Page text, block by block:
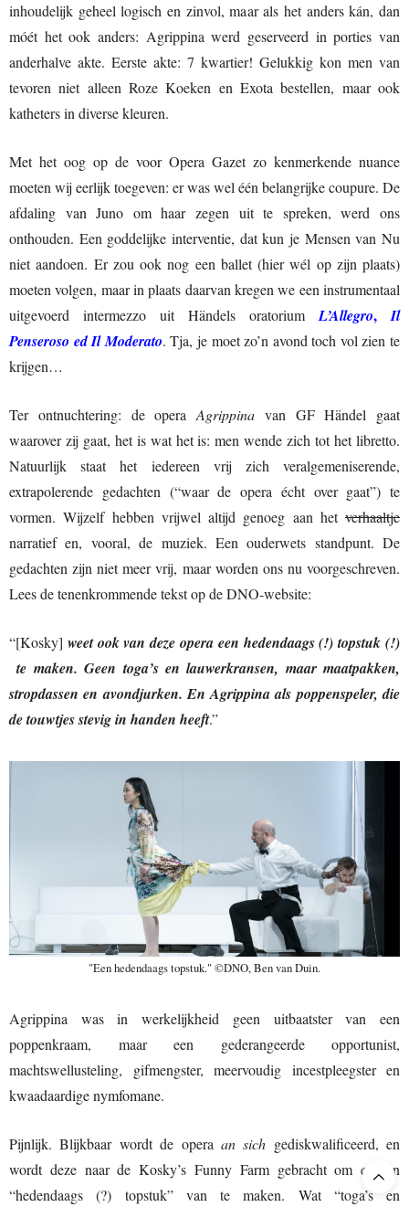
inhoudelijk geheel logisch en zinvol, maar als het anders kán, dan
móét het ook anders: Agrippina werd geserveerd in porties van
anderhalve akte. Eerste akte: 7 kwartier! Gelukkig kon men van
tevoren niet alleen Roze Koeken en Exota bestellen, maar ook
katheters in diverse kleuren.
Met het oog op de voor Opera Gazet zo kenmerkende nuance
moeten wij eerlijk toegeven: er was wel één belangrijke coupure. De
afdaling van Juno om haar zegen uit te spreken, werd ons
onthouden. Een goddelijke interventie, dat kun je Mensen van Nu
niet aandoen. Er zou ook nog een ballet (hier wél op zijn plaats)
moeten volgen, maar in plaats daarvan kregen we een instrumentaal
uitgevoerd intermezzo uit Händels oratoriumL’Allegro, Il
Penseroso ed Il Moderato. Tja, je moet zo’n avond toch vol zien te
krijgen…
Ter ontnuchtering: de operaAgrippina van GF Händel gaat
waarover zij gaat, het is wat het is: men wende zich tot het libretto.
Natuurlijk staat het iedereen vrij zich veralgemeniserende,
extrapolerende gedachten (“waar de opera écht over gaat”) te
vormen. Wijzelf hebben vrijwel altijd genoeg aan het verhaaltje
narratief en, vooral, de muziek. Een ouderwets standpunt. De
gedachten zijn niet meer vrij, maar worden ons nu voorgeschreven.
Lees de tenenkrommende tekst op de DNO-website:
“[Kosky] weet ook van deze opera een hedendaags (!) topstuk (!)
te maken. Geen toga’s en lauwerkransen, maar maatpakken,
stropdassen en avondjurken. En Agrippina als poppenspeler, die
de touwtjes stevig in handen heeft.”
"Een hedendaags topstuk." ©DNO, Ben van Duin.
Agrippina was in werkelijkheid geen uitbaatster van een
poppenkraam, maar een gederangeerde opportunist,
machtswellusteling, gifmengster, meervoudig incestpleegster en
kwaadaardige nymfomane.
Pijnlijk. Blijkbaar wordt de opera an sich gediskwalificeerd, en
wordt deze naar de Kosky’s Funny Farm gebracht om er een
“hedendaags (?) topstuk” van te maken. Wat “toga’s en